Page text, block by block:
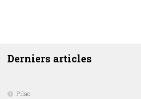
Derniers articles
Pilao